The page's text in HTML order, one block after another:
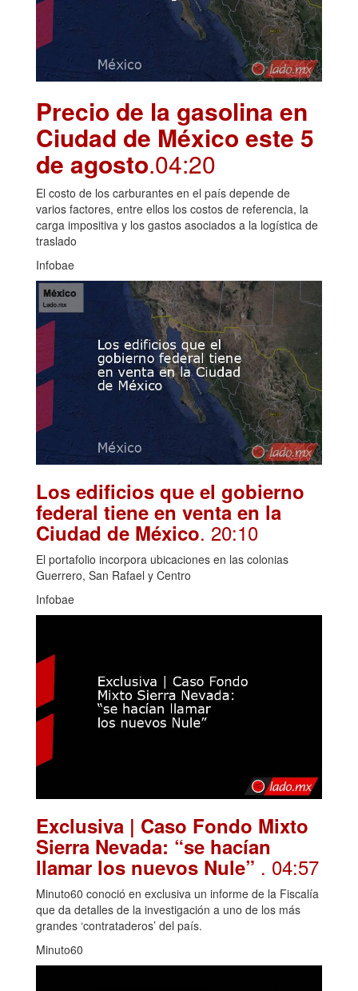
Precio de la gasolina en
Ciudad de México este 5
de agosto.04:20
El costo de los carburantes en el país depende de
varios factores, entre ellos los costos de referencia, la
carga impositiva y los gastos asociados a la logística de
traslado
Infobae
Los edificios que el gobierno
federal tiene en venta en la
Ciudad de México. 20:10
El portafolio incorpora ubicaciones en las colonias
Guerrero, San Rafael y Centro
Infobae
Exclusiva | Caso Fondo Mixto
Sierra Nevada: “se hacían
llamar los nuevos Nule” . 04:57
Minuto60 conoció en exclusiva un informe de la Fiscalía
que da detalles de la investigación a uno de los más
grandes ‘contrataderos’ del país.
Minuto60